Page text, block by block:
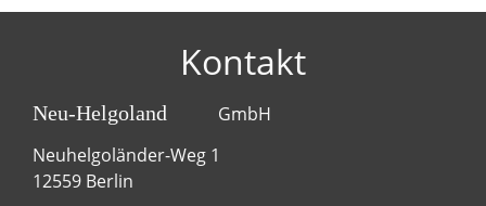
Kontakt
Neu-Helgoland
GmbH
Neuhelgoländer-Weg 1
12559 Berlin